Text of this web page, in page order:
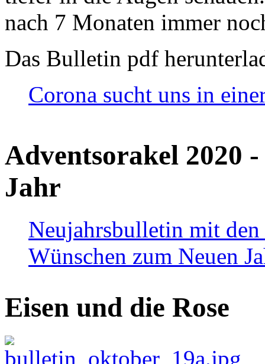
nach 7 Monaten immer
Das Bulletin pdf
Corona sucht uns in
Adventsorakel 2020
Jahr
Neujahrsbulletin mit den
Wünschen zum Neuen
Eisen und die Rose